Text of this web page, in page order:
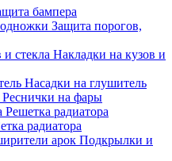
бампера
Защита порогов,
Накладки на кузов и
Насадки на глушитель
Реснички на фары
Решетка радиатора
радиатора
Подкрылки и